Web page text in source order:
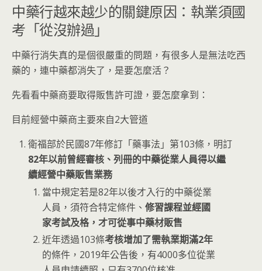
中藥行越來越少的關鍵原因：執業須國
考「從沒辦過」
中藥行消失真的是個很嚴重的問題，有很多人是無法吃西
藥的，連中藥都消失了，是要怎麼活？
先看看中藥商要取得販售許可證，要怎麼拿到：
目前經營中藥商主要來自2大管道
衛福部於民國87年修訂「藥事法」第103條，明訂
82年以前曾經審核、列冊的中藥從業人員得以繼
續經營中藥販售業務
當中規定若是82年以後才入行的中藥從業
人員，須符合特定條件、修習課程並經國
家考試及格，才可從事中藥材販售
近年透過103條考核增加了需執業期滿2年
的條件，2019年公告後，有4000多位從業